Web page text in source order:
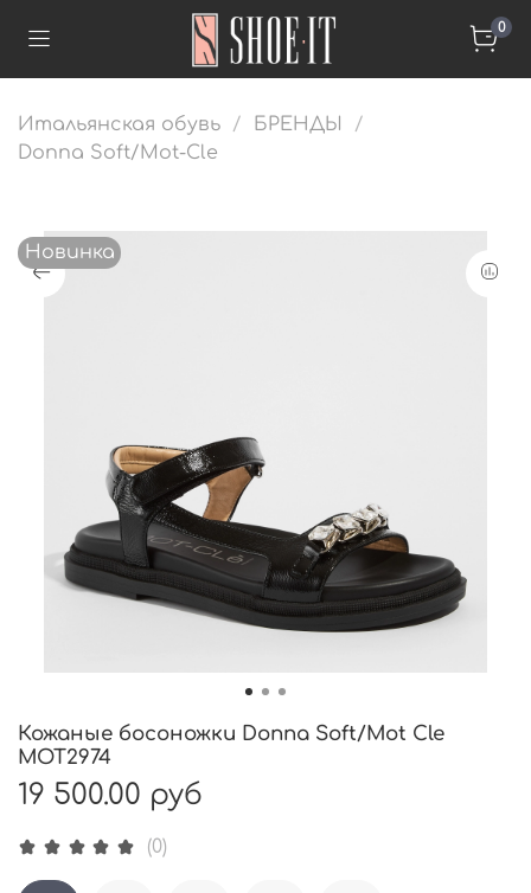
0
Итальянская обувь
БРЕНДЫ
Donna Soft/Mot-Cle
Новинка
(0)
Кожаные босоножки Donna Soft/Mot Cle
MOT2974
19 500.00 руб